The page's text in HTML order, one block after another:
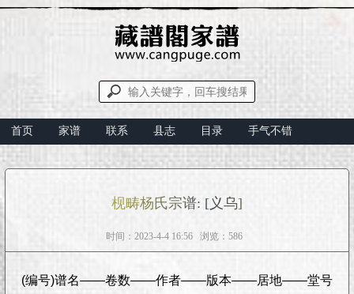
首页 家谱 联系 县志 目录 手气不错
枧畴杨氏宗谱: [义乌]
时间：2023-4-4 16:56 浏览：586
(编号)谱名——卷数——作者——版本——居地——堂号